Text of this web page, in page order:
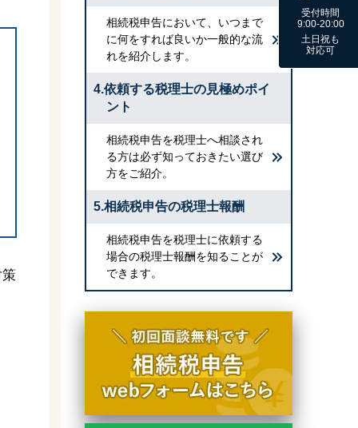
相続税申告において、いつまで
に何をすれば良いか一般的な流
れを紹介します。
4.依頼する税理士の見極めポイ
ント
相続税申告を税理士へ相談され
る方は必ず知っておきたい選び
方をご紹介。
5.相続税申告の税理士報酬
相続税申告を税理士に依頼する
場合の税理士報酬を知ることが
できます。
受付時間
9:00-20:00
土日祝も
対応可